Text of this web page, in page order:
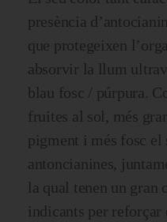
presència
que protegeixen
absorvir la llum
blau fosc / púrpura.
fruites al sol, més
pigment i més fosc el
antoncianines,
la qual tenen un gran
indicants per reforçar